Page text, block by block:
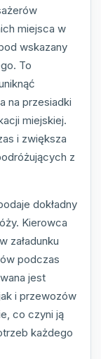
miejsca w
wskazany
To
na przesiadki
miejskiej.
i zwiększa
z
dokładny
Kierowca
załadunku
podczas
jest
i przewozów
co czyni ją
każdego